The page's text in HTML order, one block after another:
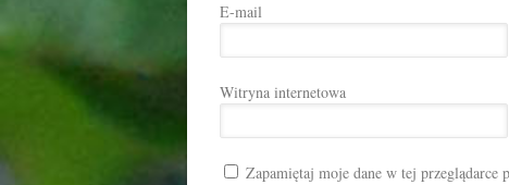
E-mail
Witryna internetowa
Zapamiętaj moje dane w tej przeglądarce